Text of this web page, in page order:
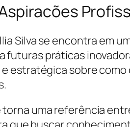
Silva se encontra em
futuras práticas
estratégica sobre
uma referência